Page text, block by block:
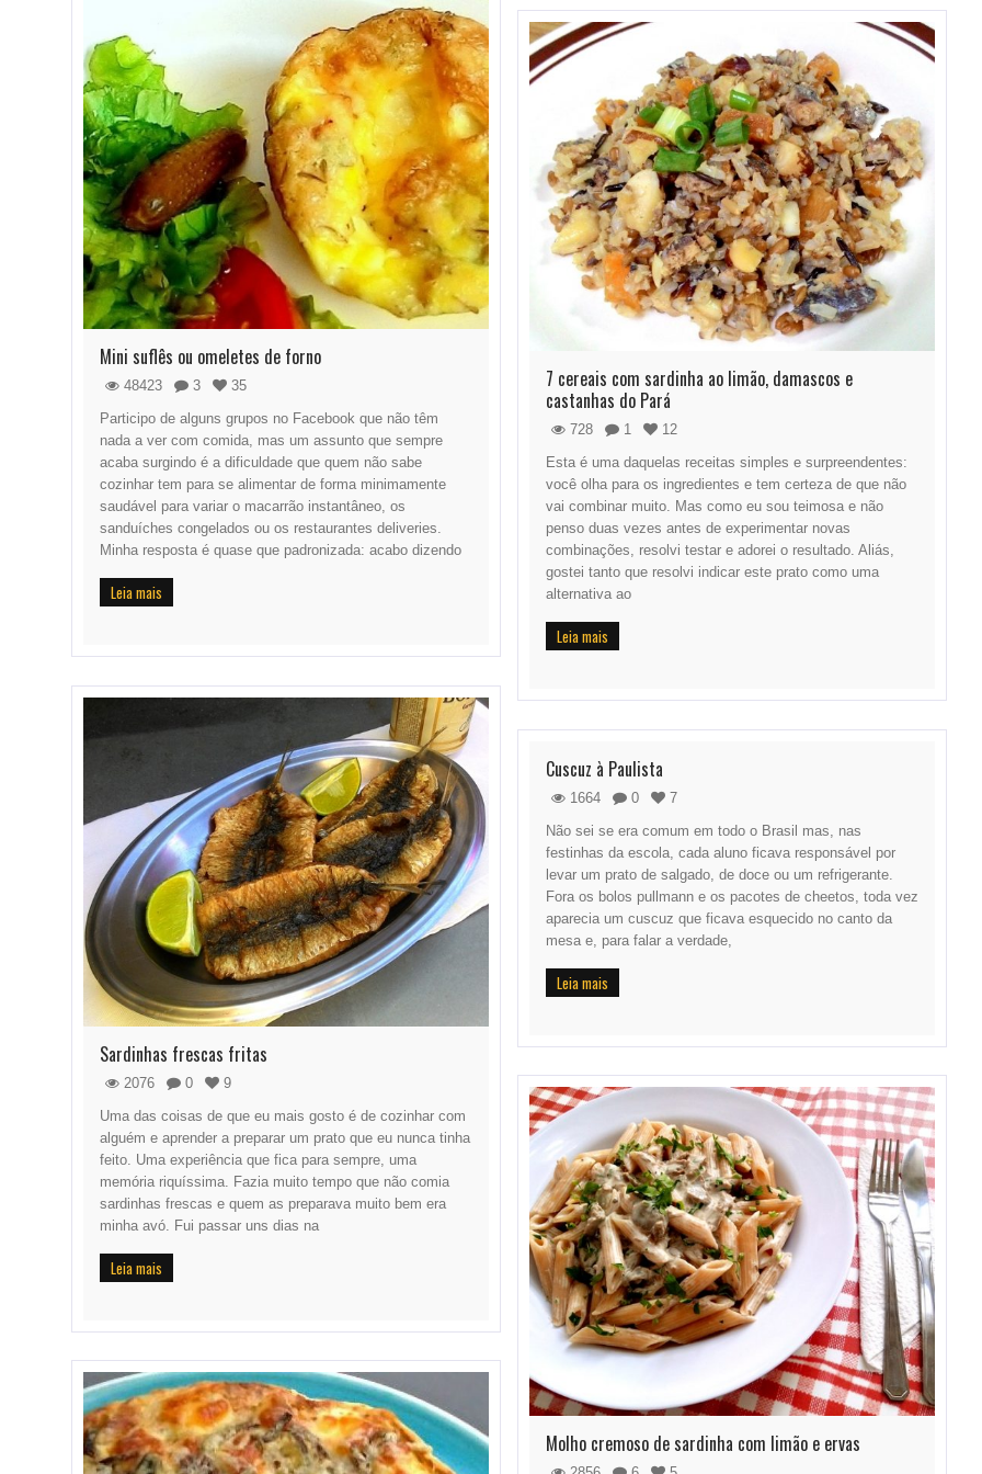
Mini suflês ou omeletes de forno
48423 3
35
Participo de alguns grupos no Facebook que não têm
nada a ver com comida, mas um assunto que sempre
acaba surgindo é a dificuldade que quem não sabe
cozinhar tem para se alimentar de forma minimamente
saudável para variar o macarrão instantâneo, os
sanduíches congelados ou os restaurantes deliveries.
Minha resposta é quase que padronizada: acabo dizendo
Leia mais
7 cereais com sardinha ao limão, damascos e
castanhas do Pará
728 1
12
Esta é uma daquelas receitas simples e surpreendentes:
você olha para os ingredientes e tem certeza de que não
vai combinar muito. Mas como eu sou teimosa e não
penso duas vezes antes de experimentar novas
combinações, resolvi testar e adorei o resultado. Aliás,
gostei tanto que resolvi indicar este prato como uma
alternativa ao
Leia mais
Sardinhas frescas fritas
2076 0
9
Uma das coisas de que eu mais gosto é de cozinhar com
alguém e aprender a preparar um prato que eu nunca tinha
feito. Uma experiência que fica para sempre, uma
memória riquíssima. Fazia muito tempo que não comia
sardinhas frescas e quem as preparava muito bem era
minha avó. Fui passar uns dias na
Leia mais
Cuscuz à Paulista
1664 0
7
Não sei se era comum em todo o Brasil mas, nas
festinhas da escola, cada aluno ficava responsável por
levar um prato de salgado, de doce ou um refrigerante.
Fora os bolos pullmann e os pacotes de cheetos, toda vez
aparecia um cuscuz que ficava esquecido no canto da
mesa e, para falar a verdade,
Leia mais
Molho cremoso de sardinha com limão e ervas